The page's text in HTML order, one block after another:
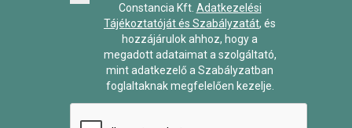
Constancia Kft. Adatkezelési
Tájékoztatóját és Szabályzatát, és
hozzájárulok ahhoz, hogy a
megadott adataimat a szolgáltató,
mint adatkezelő a Szabályzatban
foglaltaknak megfelelően kezelje.